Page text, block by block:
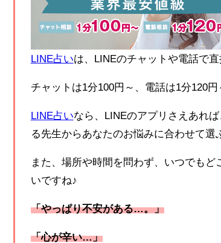
LINE占いは、LINEのチャットや電話で
チャットは1分100円～、電話は1分120円
LINE占いなら、LINEのアプリさえあれ
る先生からあなたのお悩みに合わせて選
また、場所や時間を問わず、いつでも
いですね♪
「やっぱり不安がある…。」
「心が辛い…」